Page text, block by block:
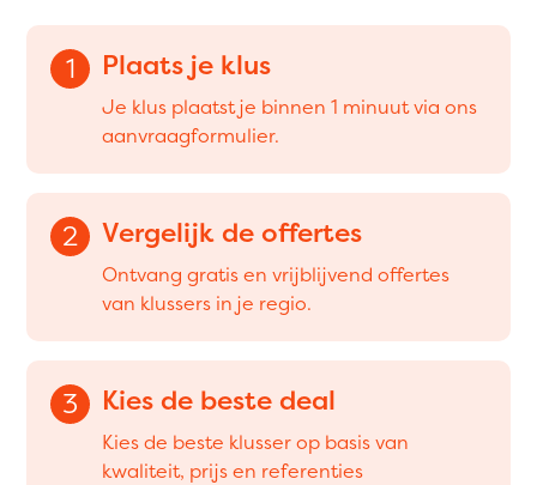
1 Plaats je klus
Je klus plaatst je binnen 1 minuut via ons
aanvraagformulier.
2 Vergelijk de offertes
Ontvang gratis en vrijblijvend offertes
van klussers in je regio.
3 Kies de beste deal
Kies de beste klusser op basis van
kwaliteit, prijs en referenties